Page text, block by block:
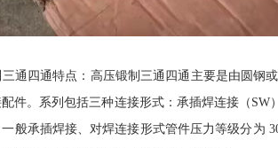
通四通特点：高压锻制三通四通主要是由圆钢
件。系列包括三种连接形式：承插焊连接（
般承插焊接、对焊连接形式管件压力等级分为